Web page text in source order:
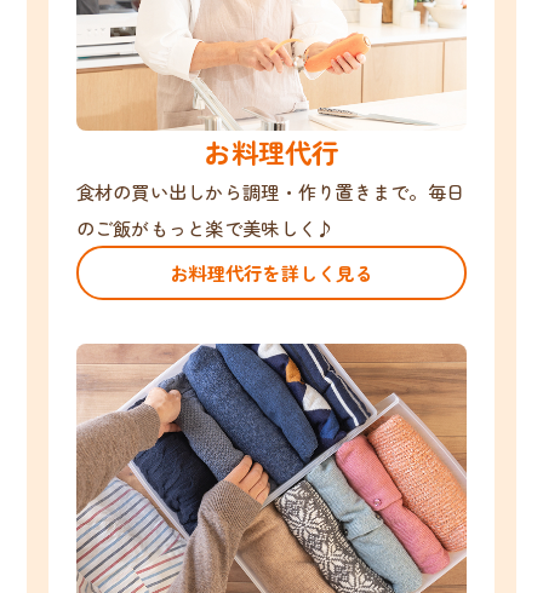
お料理代行
食材の買い出しから調理・作り置きまで。毎日
のご飯がもっと楽で美味しく♪
お料理代行を詳しく見る